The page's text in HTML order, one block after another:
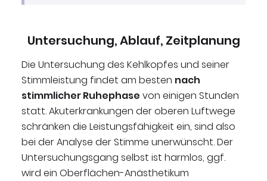
Untersuchung, Ablauf, Zeitplanung
Die Untersuchung des Kehlkopfes und seiner
Stimmleistung findet am besten nach
stimmlicher Ruhephase von einigen Stunden
statt. Akuterkrankungen der oberen Luftwege
schränken die Leistungsfähigkeit ein, sind also
bei der Analyse der Stimme unerwünscht. Der
Untersuchungsgang selbst ist harmlos, ggf.
wird ein Oberflächen-Anästhetikum